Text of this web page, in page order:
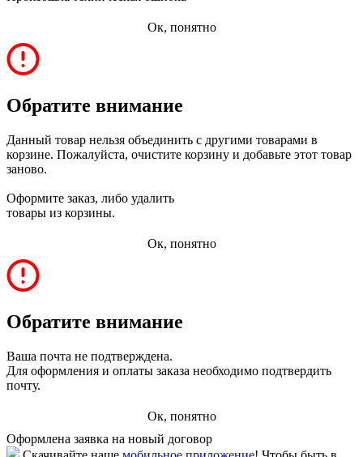
Ок, понятно
Обратите внимание
Данный товар нельзя объединить с другими товарами в
корзине. Пожалуйста, очистите корзину и добавьте этот товар
заново.
Оформите заказ, либо удалить
товары из корзины.
Ок, понятно
Обратите внимание
Ваша почта не подтверждена.
Для оформления и оплаты заказа необходимо подтвердить
почту.
Ок, понятно
Оформлена заявка на новый договор